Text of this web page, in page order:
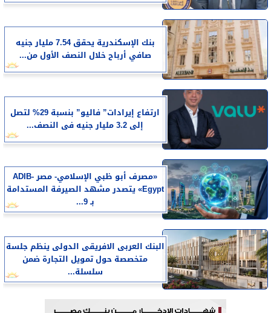
بنك الإسكندرية يحقق 7.54 مليار جنيه
صافي أرباح خلال النصف الأول من...
ارتفاع إيرادات” فاليو” بنسبة 29% لتصل
إلى 3.2 مليار جنيه فى النصف...
«مصرف أبو ظبي الإسلامي- مصر ADIB-
Egypt» يتصدر مشهد الصيرفة المستدامة
بـ 9...
البنك العربى الافريقى الدولى ينظم جلسة
متخصصة حول تمويل التجارة ضمن
سلسلة...